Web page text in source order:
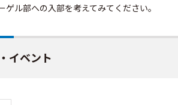
ゲル部への入部を考えてみてください。
イベント